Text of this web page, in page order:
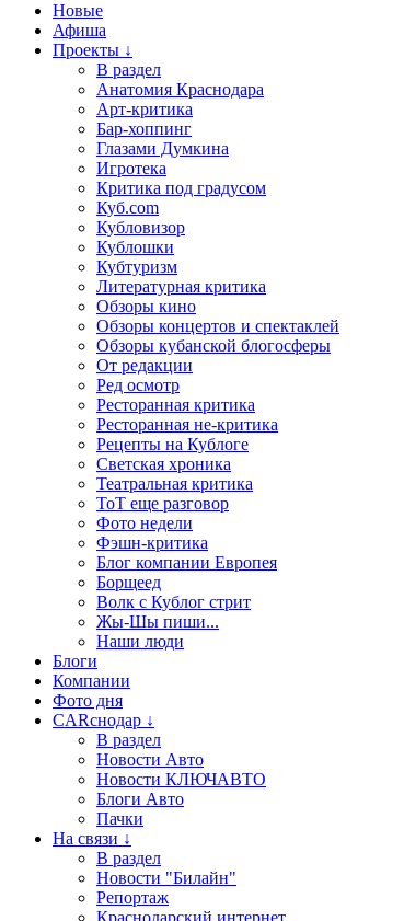
Новые
Афиша
Проекты ↓
В раздел
Анатомия Краснодара
Арт-критика
Бар-хоппинг
Глазами Думкина
Игротека
Критика под градусом
Куб.com
Кубловизор
Кублошки
Кубтуризм
Литературная критика
Обзоры кино
Обзоры концертов и спектаклей
Обзоры кубанской блогосферы
От редакции
Ред осмотр
Ресторанная критика
Ресторанная не-критика
Рецепты на Кублоге
Светская хроника
Театральная критика
ТоТ еще разговор
Фото недели
Фэшн-критика
Блог компании Европея
Борщеед
Волк с Кублог стрит
Жы-Шы пиши...
Наши люди
Блоги
Компании
Фото дня
CARснодар ↓
В раздел
Новости Авто
Новости КЛЮЧАВТО
Блоги Авто
Пачки
На связи ↓
В раздел
Новости "Билайн"
Репортаж
Краснодарский интернет